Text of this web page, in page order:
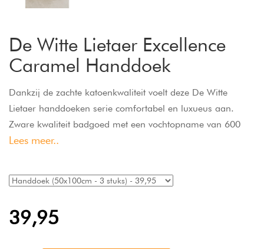
De Witte Lietaer Excellence
Caramel Handdoek
Dankzij de zachte katoenkwaliteit voelt deze De Witte
Lietaer handdoeken serie comfortabel en luxueus aan.
Zware kwaliteit badgoed met een vochtopname van 600
gr/m2 en een ruim aanbod in diverse eigentijdse kleuren.
zijn in een fijne kwaliteit 100% katoen geweven.
Lees meer..
39,95